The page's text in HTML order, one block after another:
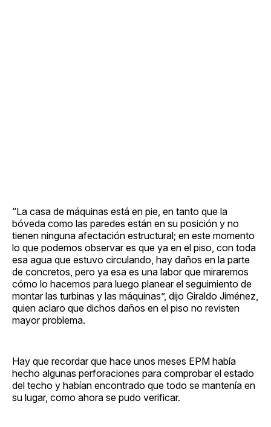
“La casa de máquinas está en pie, en tanto que la
bóveda como las paredes están en su posición y no
tienen ninguna afectación estructural; en este momento
lo que podemos observar es que ya en el piso, con toda
esa agua que estuvo circulando, hay daños en la parte
de concretos, pero ya esa es una labor que miraremos
cómo lo hacemos para luego planear el seguimiento de
montar las turbinas y las máquinas”, dijo Giraldo Jiménez,
quien aclaro que dichos daños en el piso no revisten
mayor problema.
Hay que recordar que hace unos meses EPM había
hecho algunas perforaciones para comprobar el estado
del techo y habían encontrado que todo se mantenía en
su lugar, como ahora se pudo verificar.